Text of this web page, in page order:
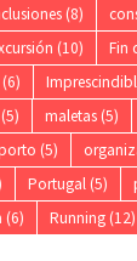
(8)
(10) Fin
(6)
(5) maletas(5)
(5)
Portugal(5)
(6) Running(12)